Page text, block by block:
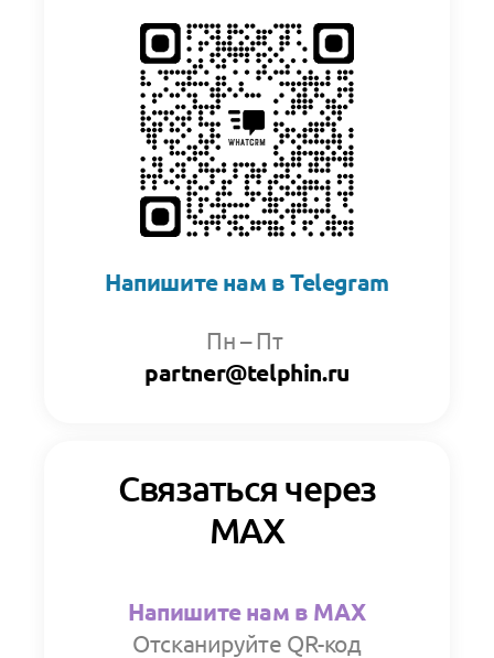
Напишите нам в Telegram
Пн–Пт
partner@telphin.ru
Связаться через
MAX
Напишите нам в MAX
Отсканируйте QR-код